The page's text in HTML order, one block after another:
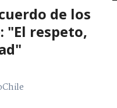
de los
"El respeto,